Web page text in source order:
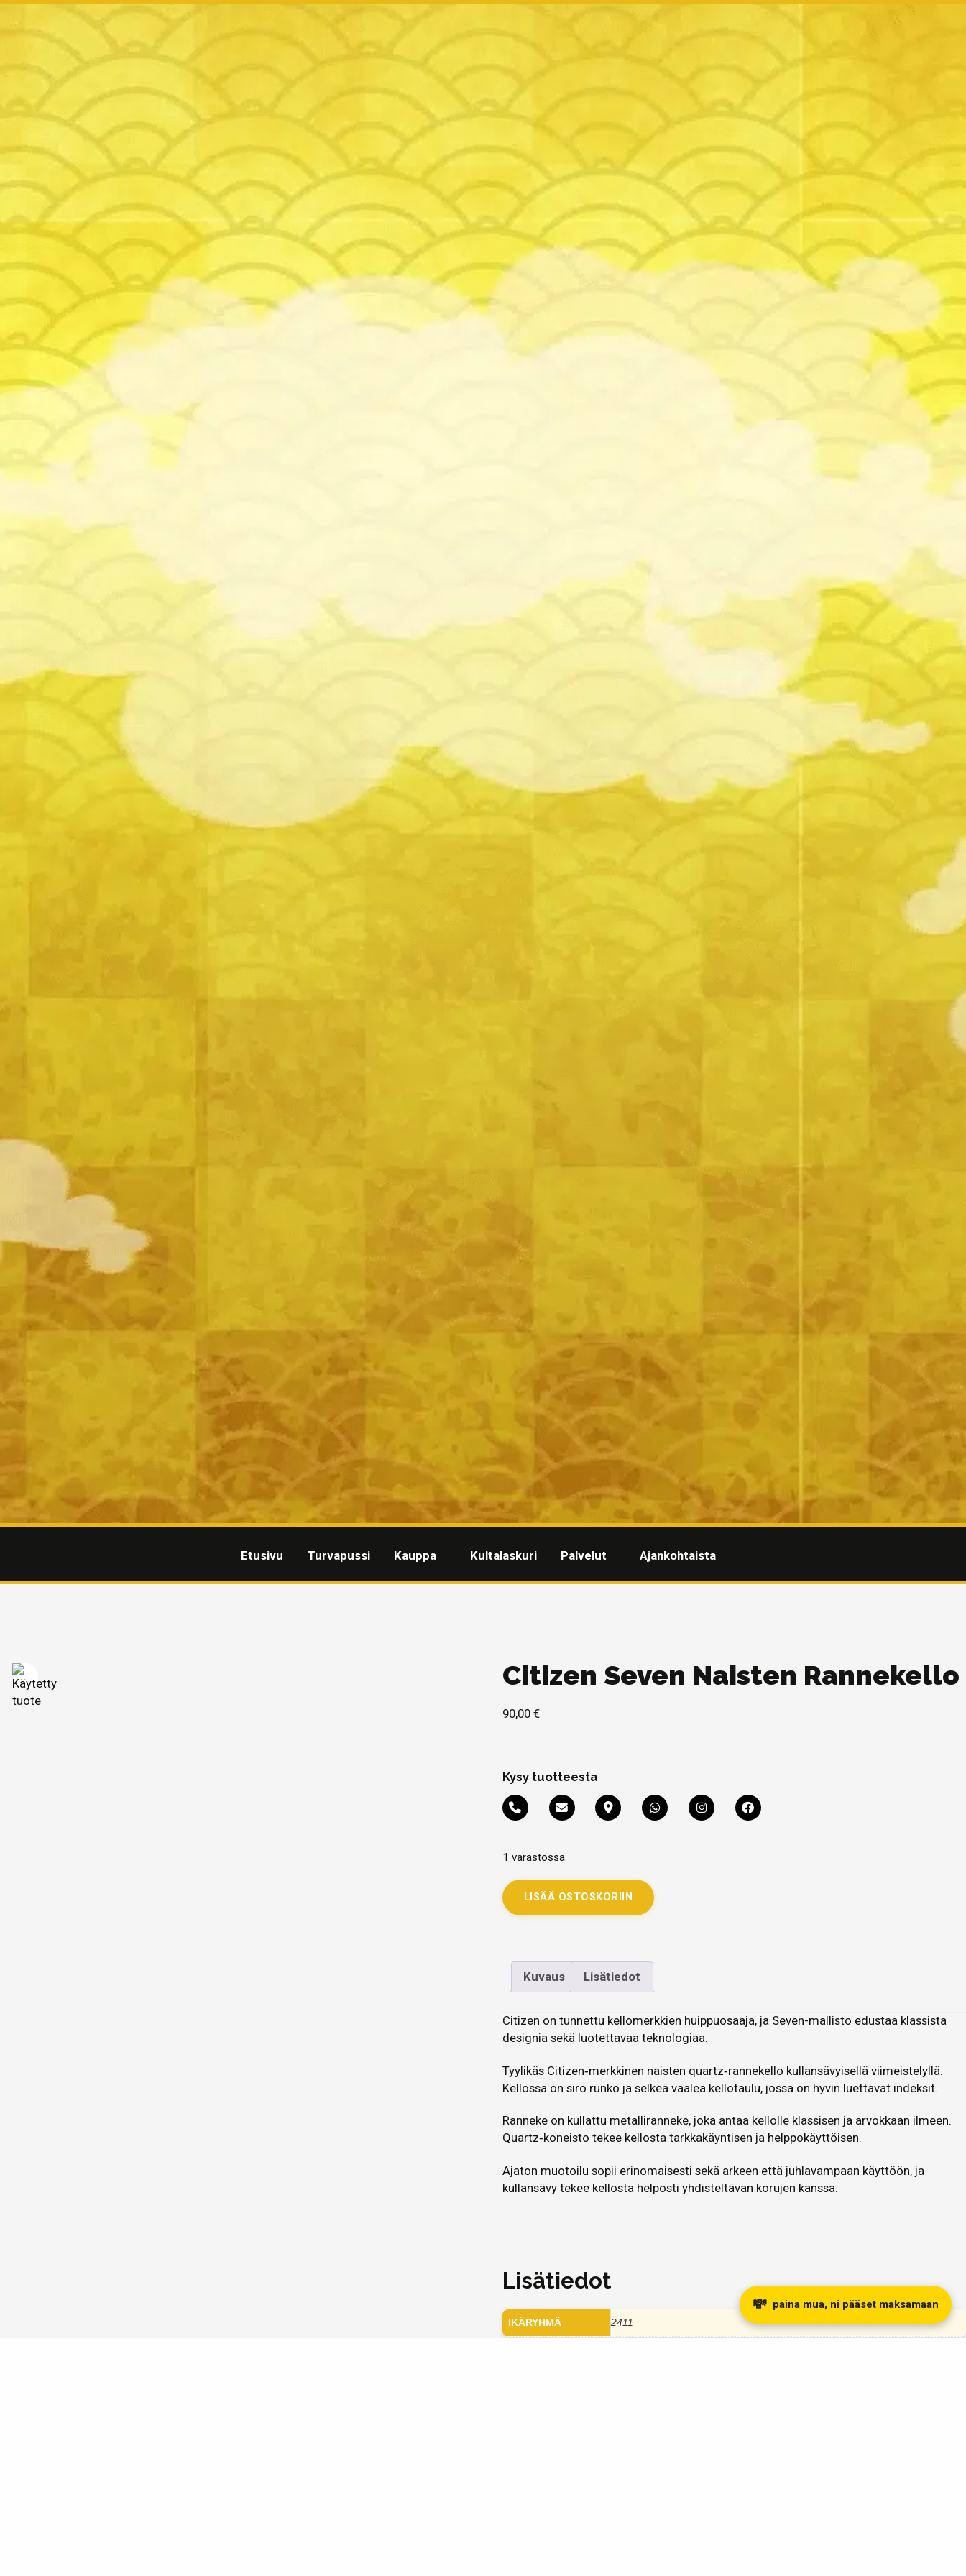
Etusivu Turvapussi Kauppa Kultalaskuri Palvelut Ajankohtaista
Citizen Seven Naisten Rannekello
90,00 €
Kysy tuotteesta
1 varastossa
LISÄÄ OSTOSKORIIN
Kuvaus Lisätiedot
Citizen on tunnettu kellomerkkien huippuosaaja, ja Seven-mallisto edustaa klassista
designia sekä luotettavaa teknologiaa.
Tyylikäs Citizen‑merkkinen naisten quartz‑rannekello kullansävyisellä viimeistelyllä.
Kellossa on siro runko ja selkeä vaalea kellotaulu, jossa on hyvin luettavat indeksit.
Ranneke on kullattu metalliranneke, joka antaa kellolle klassisen ja arvokkaan ilmeen.
Quartz‑koneisto tekee kellosta tarkkakäyntisen ja helppokäyttöisen.
Ajaton muotoilu sopii erinomaisesti sekä arkeen että juhlavampaan käyttöön, ja
kullansävy tekee kellosta helposti yhdisteltävän korujen kanssa.
Lisätiedot
IKÄRYHMÄ 2411
💸 paina mua, ni pääset maksamaan